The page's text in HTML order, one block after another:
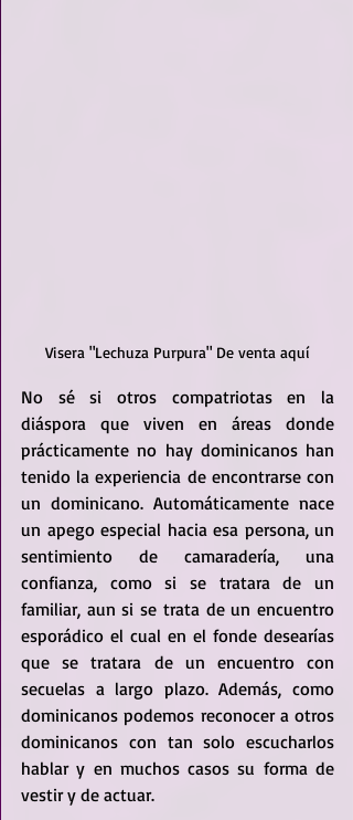
Visera "Lechuza Purpura" De venta aquí
No sé si otros compatriotas en la
diáspora que viven en áreas donde
prácticamente no hay dominicanos han
tenido la experiencia de encontrarse con
un dominicano. Automáticamente nace
un apego especial hacia esa persona, un
sentimiento de camaradería, una
confianza, como si se tratara de un
familiar, aun si se trata de un encuentro
esporádico el cual en el fonde desearías
que se tratara de un encuentro con
secuelas a largo plazo. Además, como
dominicanos podemos reconocer a otros
dominicanos con tan solo escucharlos
hablar y en muchos casos su forma de
vestir y de actuar.